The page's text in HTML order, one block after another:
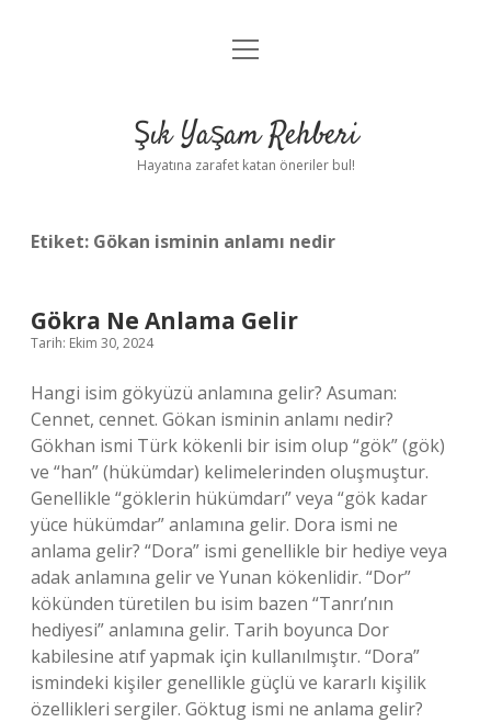
Anasayfa
Yasal Uyarı
menüyü
Şık Yaşam Rehberi
Hayatına zarafet katan öneriler bul!
Etiket: Gökan isminin anlamı nedir
Gökra Ne Anlama Gelir
Tarih: Ekim 30, 2024
Hangi isim gökyüzü anlamına gelir? Asuman:
Cennet, cennet. Gökan isminin anlamı nedir?
Gökhan ismi Türk kökenli bir isim olup “gök” (gök)
ve “han” (hükümdar) kelimelerinden oluşmuştur.
Genellikle “göklerin hükümdarı” veya “gök kadar
yüce hükümdar” anlamına gelir. Dora ismi ne
anlama gelir? “Dora” ismi genellikle bir hediye veya
adak anlamına gelir ve Yunan kökenlidir. “Dor”
kökünden türetilen bu isim bazen “Tanrı’nın
hediyesi” anlamına gelir. Tarih boyunca Dor
kabilesine atıf yapmak için kullanılmıştır. “Dora”
ismindeki kişiler genellikle güçlü ve kararlı kişilik
özellikleri sergiler. Göktug ismi ne anlama gelir?